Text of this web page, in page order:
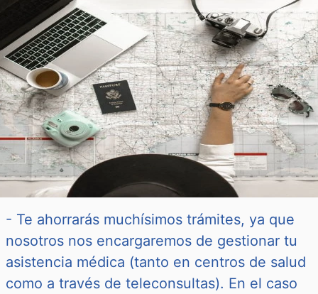
- Te ahorrarás muchísimos trámites, ya que
nosotros nos encargaremos de gestionar tu
asistencia médica (tanto en centros de salud
como a través de teleconsultas). En el caso